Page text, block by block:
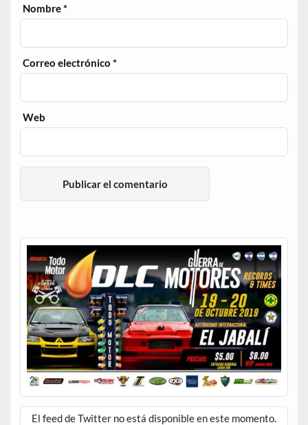
Nombre*
Correo electrónico*
Web
El feed de Twitter no está disponible en este momento.